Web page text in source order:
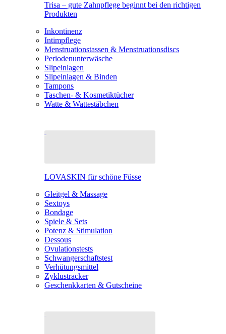
Trisa – gute Zahnpflege beginnt bei den richtigen
Produkten
Inkontinenz
Intimpflege
Menstruationstassen & Menstruationsdiscs
Periodenunterwäsche
Slipeinlagen
Slipeinlagen & Binden
Tampons
Taschen- & Kosmetiktücher
Watte & Wattestäbchen
LOVASKIN für schöne Füsse
Gleitgel & Massage
Sextoys
Bondage
Spiele & Sets
Potenz & Stimulation
Dessous
Ovulationstests
Schwangerschaftstest
Verhütungsmittel
Zyklustracker
Geschenkkarten & Gutscheine